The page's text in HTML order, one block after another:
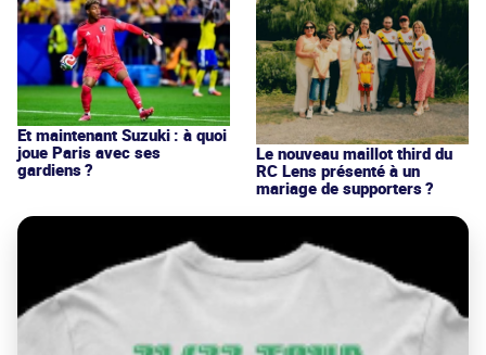
Et maintenant Suzuki : à quoi
joue Paris avec ses
gardiens ?
Le nouveau maillot third du
RC Lens présenté à un
mariage de supporters ?